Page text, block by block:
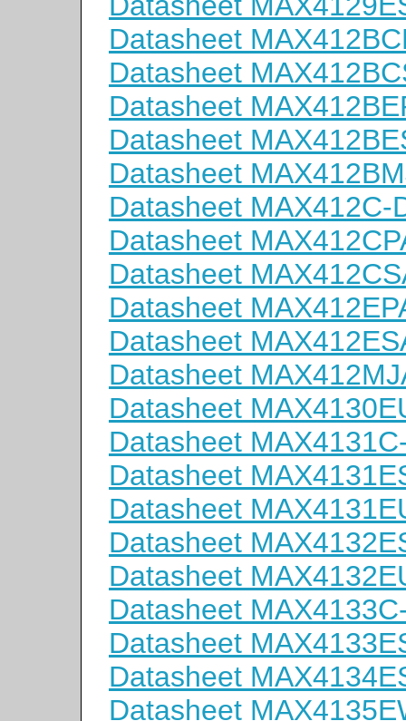
Datasheet
Datasheet
Datasheet
Datasheet
Datasheet
Datasheet MAX412C-
Datasheet
Datasheet
Datasheet
Datasheet
Datasheet
Datasheet
Datasheet
Datasheet
Datasheet
Datasheet
Datasheet
Datasheet
Datasheet
Datasheet
Datasheet